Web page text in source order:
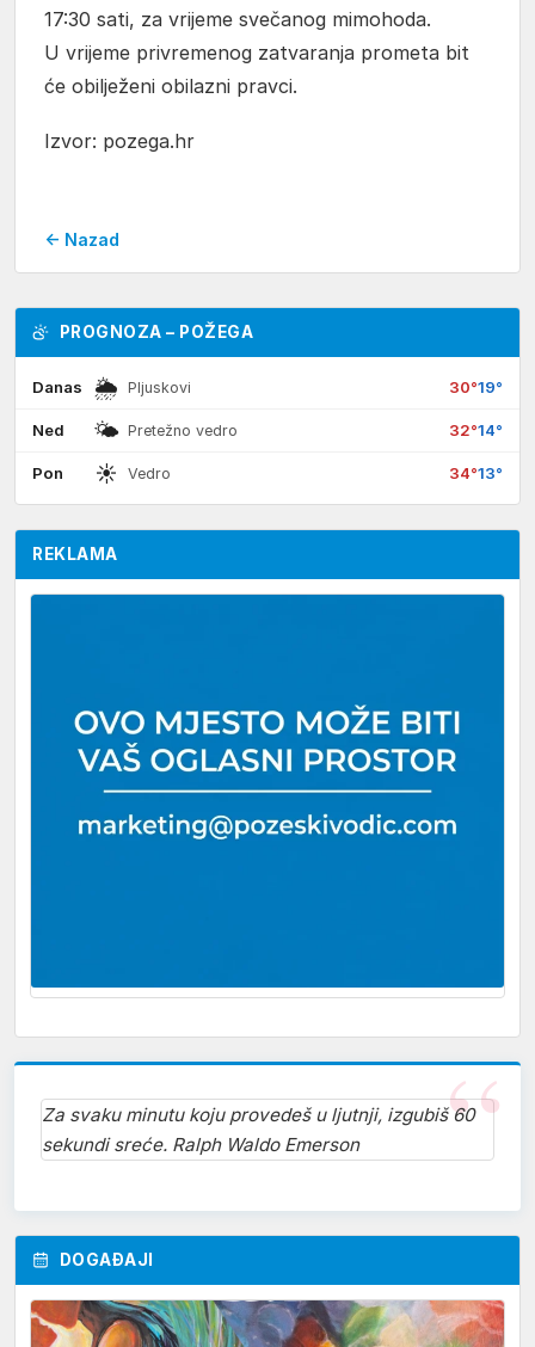
17:30 sati, za vrijeme svečanog mimohoda.
U vrijeme privremenog zatvaranja prometa bit
će obilježeni obilazni pravci.
Izvor: pozega.hr
← Nazad
PROGNOZA – POŽEGA
Danas 🌦 Pljuskovi 30°19°
Ned 🌤 Pretežno vedro 32°14°
Pon ☀ Vedro 34°13°
REKLAMA
Za svaku minutu koju provedeš u ljutnji, izgubiš 60
sekundi sreće. Ralph Waldo Emerson
DOGAĐAJI